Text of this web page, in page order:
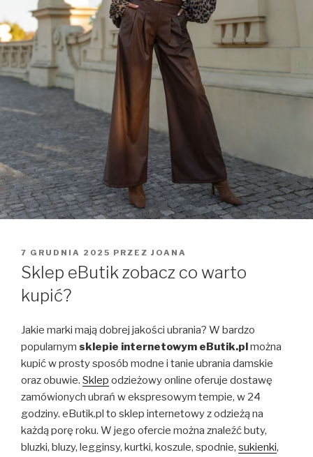
OPUBLIKOWANE
W
7 GRUDNIA 2025 PRZEZ JOANA
Sklep eButik zobacz co warto
kupić?
Jakie marki mają dobrej jakości ubrania? W bardzo
popularnym sklepie internetowym eButik.plmożna
kupić w prosty sposób modne i tanie ubrania damskie
oraz obuwie. Sklep odzieżowy online oferuje dostawę
zamówionych ubrań w ekspresowym tempie, w 24
godziny. eButik.pl to sklep internetowy z odzieżą na
każdą porę roku. W jego ofercie można znaleźć buty,
bluzki, bluzy, legginsy, kurtki, koszule, spodnie, sukienki,